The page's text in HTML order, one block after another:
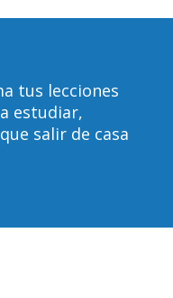
tus lecciones
estudiar,
salir de casa